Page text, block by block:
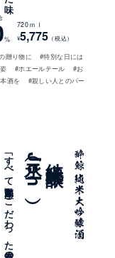
%
720ｍｌ
¥5,775 （税込）
贈り物に
#特別な日には
#ホエールテール
#お
酒を
#親しい人とのパー
丞（Joh）
「すべて高知県産」にこだわった最高の大吟醸